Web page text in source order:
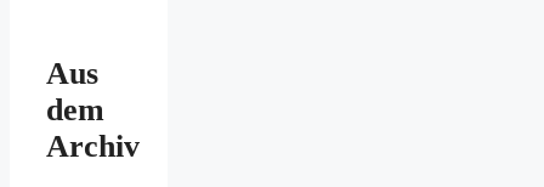
Aus
dem
Archiv